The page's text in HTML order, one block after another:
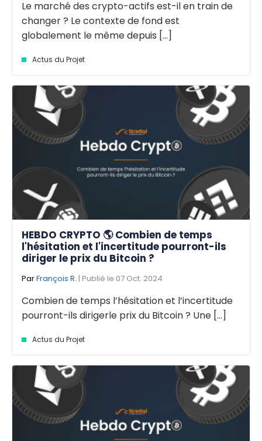
Le marché des crypto-actifs est-il en train de
changer ? Le contexte de fond est
globalement le même depuis [...]
Actus du Projet
HEBDO CRYPTO 🌎 Combien de temps
l'hésitation et l'incertitude pourront-ils
diriger le prix du Bitcoin ?
ParFrançois R. | Publié le 07 Oct. 2024
Combien de temps l’hésitation et l’incertitude
pourront-ils dirigerle prix du Bitcoin ? Une [...]
Actus du Projet